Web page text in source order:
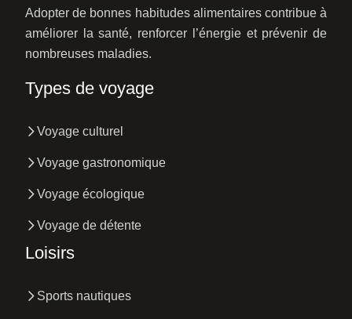
Adopter de bonnes habitudes alimentaires contribue à
améliorer la santé, renforcer l’énergie et prévenir de
nombreuses maladies.
Types de voyage
Voyage culturel
Voyage gastronomique
Voyage écologique
Voyage de détente
Loisirs
Sports nautiques